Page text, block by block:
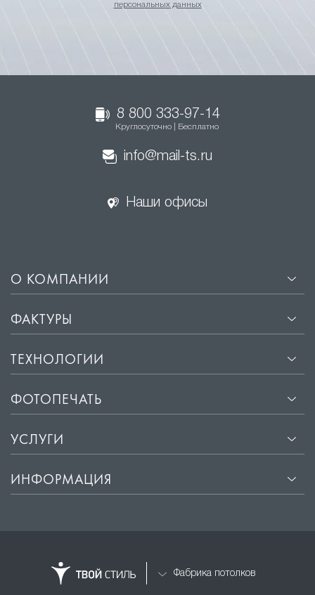
персональных данных
8 800 333-97-14
Круглосуточно | Бесплатно
info@mail-ts.ru
Наши офисы
О КОМПАНИИ
ФАКТУРЫ
ТЕХНОЛОГИИ
ФОТОПЕЧАТЬ
УСЛУГИ
ИНФОРМАЦИЯ
Фабрика потолков